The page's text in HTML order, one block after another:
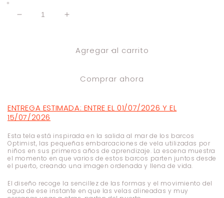
Reducir
Aumentar
tela
Velas
Agregar al carrito
Comprar ahora
ENTREGA ESTIMADA: ENTRE EL 01/07/2026 Y EL
15/07/2026
Esta tela está inspirada en la salida al mar de los barcos
Optimist, las pequeñas embarcaciones de vela utilizadas por
niños en sus primeros años de aprendizaje. La escena muestra
el momento en que varios de estos barcos parten juntos desde
el puerto, creando una imagen ordenada y llena de vida.
El diseño recoge la sencillez de las formas y el movimiento del
agua de ese instante en que las velas alineadas y muy